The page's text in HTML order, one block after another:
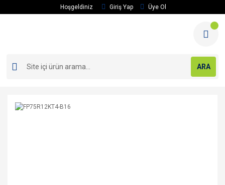
Hoşgeldiniz Giriş Yap Üye Ol
ARA